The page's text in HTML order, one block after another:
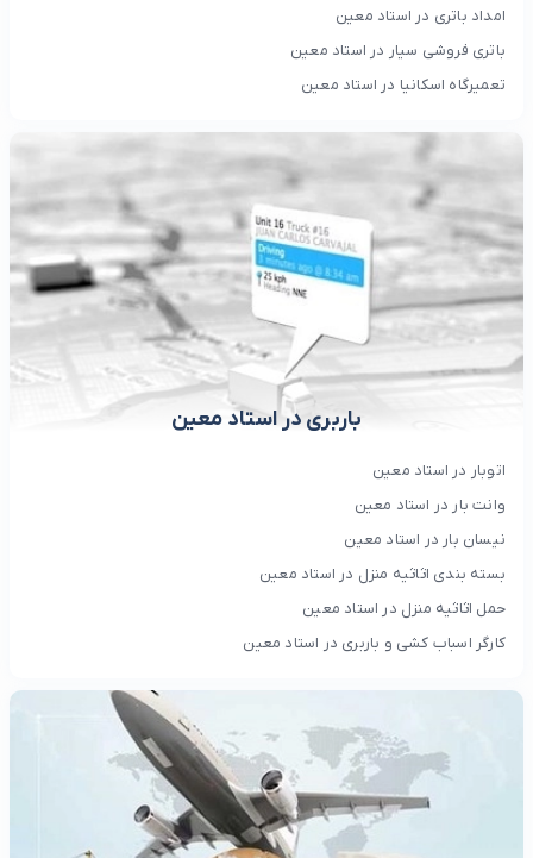
امداد باتری در استاد معین
باتری فروشی سیار در استاد معین
تعمیرگاه اسکانیا در استاد معین
باربری در استاد معین
اتوبار در استاد معین
وانت بار در استاد معین
نیسان بار در استاد معین
بسته بندی اثاثیه منزل در استاد معین
حمل اثاثیه منزل در استاد معین
کارگر اسباب کشی و باربری در استاد معین